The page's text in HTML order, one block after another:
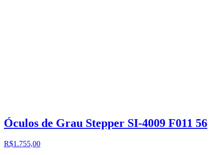
Óculos de Grau Stepper SI-4009 F011 56
R$1.755,00